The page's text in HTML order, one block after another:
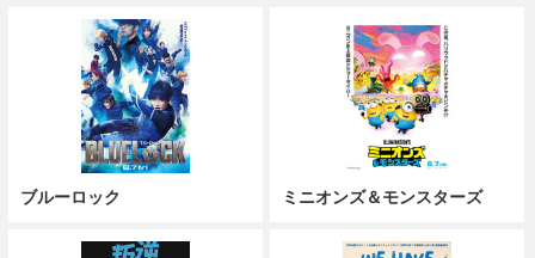
ブルーロック ミニオンズ＆モンスターズ